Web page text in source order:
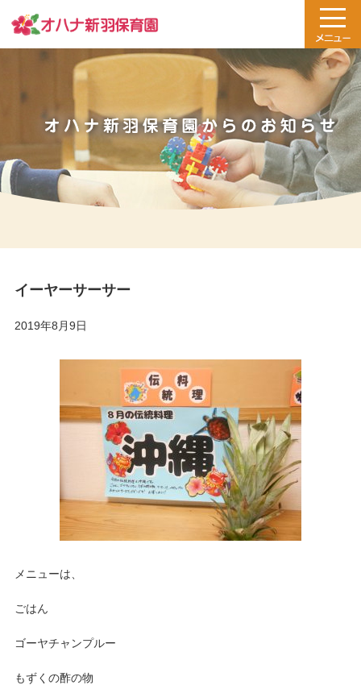
イーヤーサーサー
2019年8月9日
メニューは、
ごはん
ゴーヤチャンプルー
もずくの酢の物